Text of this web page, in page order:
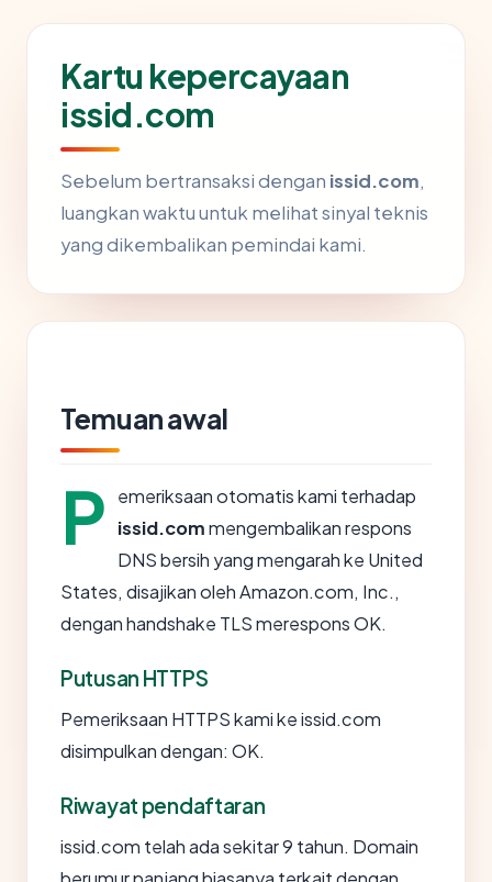
Kartu kepercayaan
issid.com
Sebelum bertransaksi dengan issid.com,
luangkan waktu untuk melihat sinyal teknis
yang dikembalikan pemindai kami.
Temuan awal
P
emeriksaan otomatis kami terhadap
issid.commengembalikan respons
DNS bersih yang mengarah ke United
States, disajikan oleh Amazon.com, Inc.,
dengan handshake TLS merespons OK.
Putusan HTTPS
Pemeriksaan HTTPS kami ke issid.com
disimpulkan dengan: OK.
Riwayat pendaftaran
issid.com telah ada sekitar 9 tahun. Domain